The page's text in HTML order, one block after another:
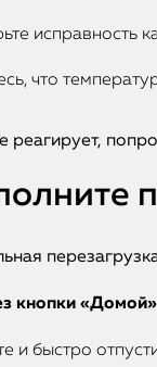
исправность
что
реагирует,
кнопки
и быстро